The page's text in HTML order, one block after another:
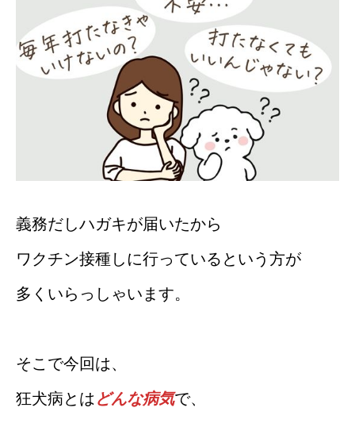
義務だしハガキが届いたから
ワクチン接種しに行っているという方が
多くいらっしゃいます。
そこで今回は、
狂犬病とは どんな病気で、